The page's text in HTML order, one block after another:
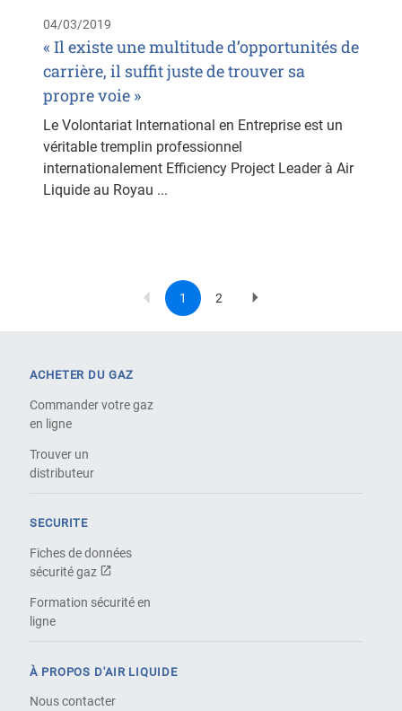
04/03/2019
« Il existe une multitude d’opportunités de
carrière, il suffit juste de trouver sa
propre voie »
Le Volontariat International en Entreprise est un
véritable tremplin professionnel
internationalement Efficiency Project Leader à Air
Liquide au Royau ...
Current
page
1 Page
2
Next
ACHETER DU GAZ
Commander votre gaz
en ligne
Trouver un
distributeur
SECURITE
Fiches de données
sécurité gaz
Formation sécurité en
ligne
À PROPOS D'AIR LIQUIDE
Nous contacter